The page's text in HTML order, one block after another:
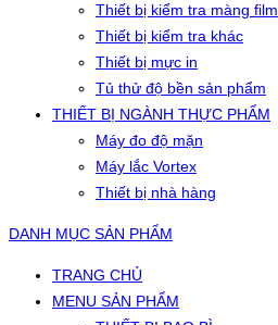
Thiết bị kiểm tra màng film
Thiết bị kiểm tra khác
Thiết bị mực in
Tủ thử độ bền sản phẩm
THIẾT BỊ NGÀNH THỰC PHẨM
Máy đo độ mặn
Máy lắc Vortex
Thiết bị nhà hàng
DANH MỤC SẢN PHẨM
TRANG CHỦ
MENU SẢN PHẨM